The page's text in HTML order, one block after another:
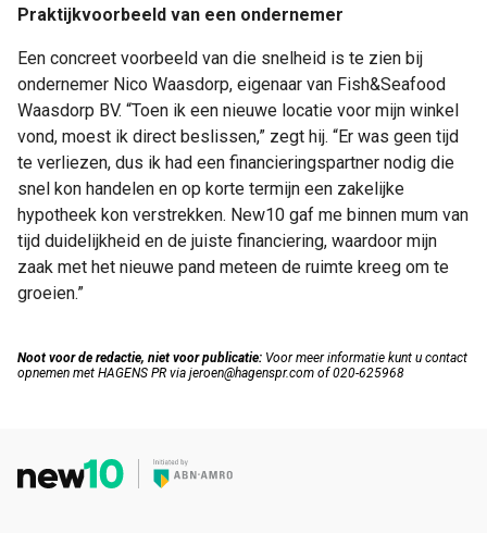
Praktijkvoorbeeld van een ondernemer
Een concreet voorbeeld van die snelheid is te zien bij
ondernemer Nico Waasdorp, eigenaar van Fish&Seafood
Waasdorp BV. “Toen ik een nieuwe locatie voor mijn winkel
vond, moest ik direct beslissen,” zegt hij. “Er was geen tijd
te verliezen, dus ik had een financieringspartner nodig die
snel kon handelen en op korte termijn een zakelijke
hypotheek kon verstrekken. New10 gaf me binnen mum van
tijd duidelijkheid en de juiste financiering, waardoor mijn
zaak met het nieuwe pand meteen de ruimte kreeg om te
groeien.”
Noot voor de redactie, niet voor publicatie: Voor meer informatie kunt u contact
opnemen met HAGENS PR via jeroen@hagenspr.com of 020-625968